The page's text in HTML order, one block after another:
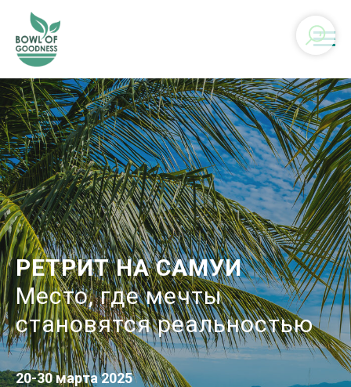
РЕТРИТ НА САМУИ
Место, где мечты
становятся реальностью
20-30 марта 2025